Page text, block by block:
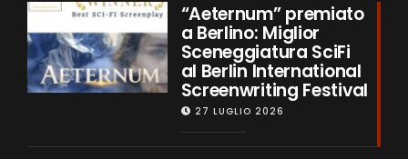
“Aeternum” premiato
a Berlino: Miglior
Sceneggiatura SciFi
al Berlin International
Screenwriting Festival
27 LUGLIO 2026